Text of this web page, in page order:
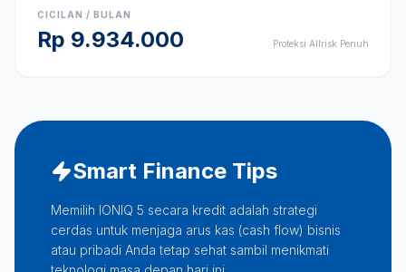
CICILAN / BULAN
Rp 9.934.000 Proteksi Allrisk Penuh
Smart Finance Tips
Memilih IONIQ 5 secara kredit adalah strategi
cerdas untuk menjaga arus kas (cash flow) bisnis
atau pribadi Anda tetap sehat sambil menikmati